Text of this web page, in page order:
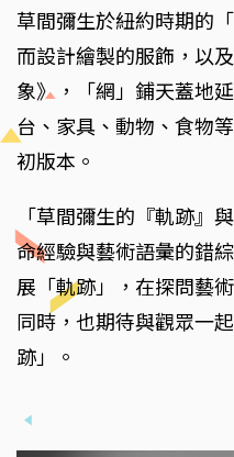
草間彌生於紐約時期的
而設計繪製的服飾，以
象》，「網」鋪天蓋地
台、家具、動物、食物
初版本。
「草間彌生的『軌跡』
命經驗與藝術語彙的錯
展「軌跡」，在探問藝
同時，也期待與觀眾一
跡」。